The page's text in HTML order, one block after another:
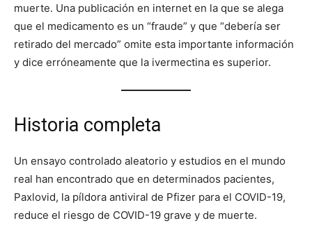
muerte. Una publicación en internet en la que se alega
que el medicamento es un “fraude” y que “debería ser
retirado del mercado” omite esta importante información
y dice erróneamente que la ivermectina es superior.
Historia completa
Un ensayo controlado aleatorio y estudios en el mundo
real han encontrado que en determinados pacientes,
Paxlovid, la píldora antiviral de Pfizer para el COVID-19,
reduce el riesgo de COVID-19 grave y de muerte.